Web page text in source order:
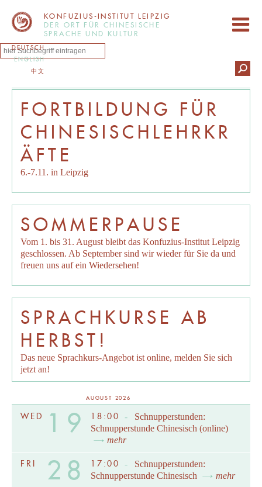
KONFUZIUS-INSTITUT LEIPZIG
DER ORT FÜR CHINESISCHE
SPRACHE UND KULTUR
DEUTSCH
ENGLISH
中文
FORTBILDUNG FÜR
CHINESISCHLEHRKR
ÄFTE
6.-7.11. in Leipzig
SOMMERPAUSE
Vom 1. bis 31. August bleibt das Konfuzius-Institut Leipzig
geschlossen. Ab September sind wir wieder für Sie da und
freuen uns auf ein Wiedersehen!
SPRACHKURSE AB
HERBST!
Das neue Sprachkurs-Angebot ist online, melden Sie sich
jetzt an!
AUGUST 2026
WED 19 18:00 -
Schnupperstunden:
Schnupperstunde Chinesisch (online)
mehr
FRI 28 17:00 -
Schnupperstunden:
Schnupperstunde Chinesisch
mehr